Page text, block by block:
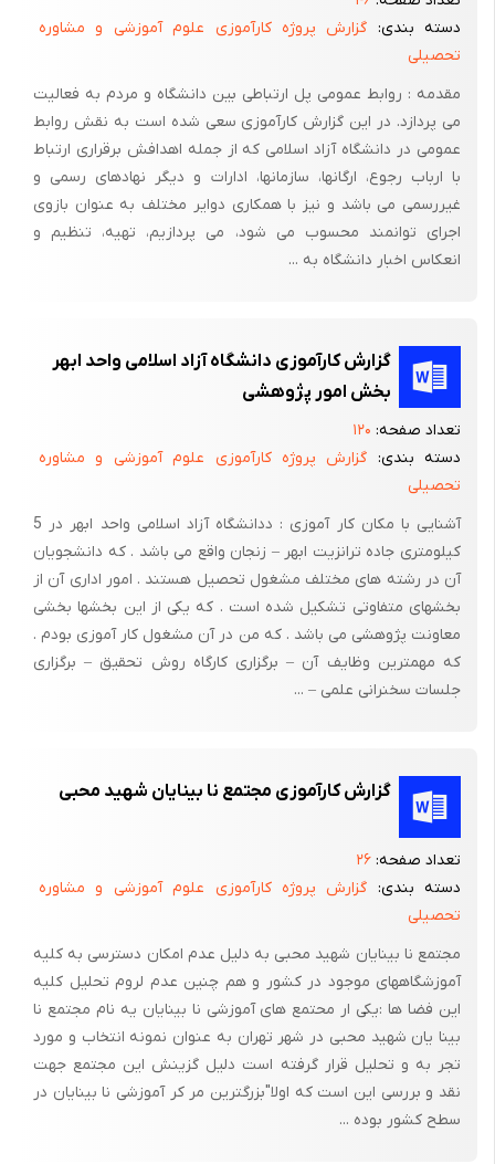
دسته بندی: گزارش پروژه کارآموزی علوم آموزشی و مشاوره
تحصیلی
مقدمه : روابط عمومی پل ارتباطی بین دانشگاه و مردم به فعالیت
می پردازد. در این گزارش کارآموزی سعی شده است به نقش روابط
عمومی در دانشگاه آزاد اسلامی که از جمله اهدافش برقراری ارتباط
با ارباب رجوع، ارگانها، سازمانها، ادارات و دیگر نهادهای رسمی و
غیررسمی می باشد و نیز با همکاری دوایر مختلف به عنوان بازوی
اجرای توانمند محسوب می شود، می پردازیم، تهیه، تنظیم و
انعکاس اخبار دانشگاه به ...
گزارش کارآموزی دانشگاه آزاد اسلامی واحد ابهر
بخش امور پژوهشی
تعداد صفحه: ۱۲۰
دسته بندی: گزارش پروژه کارآموزی علوم آموزشی و مشاوره
تحصیلی
آشنایی با مکان کار آموزی : ددانشگاه آزاد اسلامی واحد ابهر در 5
کیلومتری جاده ترانزیت ابهر – زنجان واقع می باشد . که دانشجویان
آن در رشته های مختلف مشغول تحصیل هستند . امور اداری آن از
بخشهای متفاوتی تشکیل شده است . که یکی از این بخشها بخشی
معاونت پژوهشی می باشد . که من در آن مشغول کار آموزی بودم .
که مهمترین وظایف آن – برگزاری کارگاه روش تحقیق – برگزاری
جلسات سخنرانی علمی – ...
گزارش کارآموزی مجتمع نا بینایان شهید محبی
تعداد صفحه: ۲۶
دسته بندی: گزارش پروژه کارآموزی علوم آموزشی و مشاوره
تحصیلی
مجتمع نا بینایان شهید محبی به دلیل عدم امکان دسترسی به کلیه
آموزشگاههای موجود در کشور و هم چنین عدم لروم تحلیل کلیه
این فضا ها :یکی ار محتمع های آموزشی نا بینایان یه نام مجتمع نا
بینا یان شهید محبی در شهر تهران به عنوان نمونه انتخاب و مورد
تجر به و تحلیل قرار گرفته است دلیل گزینش این مجتمع جهت
نقد و بررسی این است که اولا"بزرگترین مر کر آموزشی نا بینایان در
سطح کشور بوده ...